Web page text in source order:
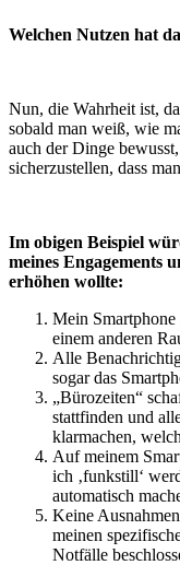
Welchen Nutzen hat
Nun, die Wahrheit ist,
sobald man weiß, wie
auch der Dinge
sicherzustellen, dass
Im obigen Beispiel
meines Engagements
erhöhen wollte:
Mein
einem anderen
Alle
sogar das
„Bürozeiten“
stattfinden und
klarmachen,
Auf meinem
ich ‚funkstill‘
automatisch
Keine
meinen
Notfälle